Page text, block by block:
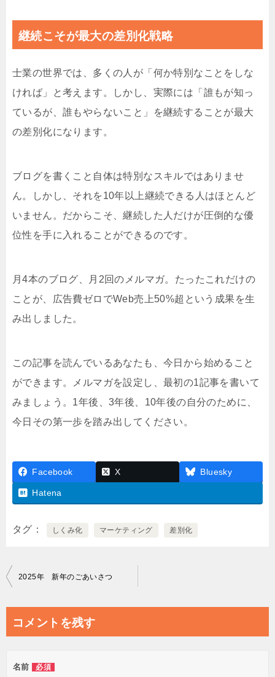
継続こそが最大の差別化戦略
士業の世界では、多くの人が「何か特別なことをしな
ければ」と考えます。しかし、実際には「誰もが知っ
ているが、誰もやらないこと」を継続することが最大
の差別化になります。
ブログを書くこと自体は特別なスキルではありませ
ん。しかし、それを10年以上継続できる人はほとんど
いません。だからこそ、継続した人だけが圧倒的な優
位性を手に入れることができるのです。
月4本のブログ、月2回のメルマガ。たったこれだけの
ことが、広告費ゼロでWeb売上50%超という成果を生
み出しました。
この記事を読んでいるあなたも、今日から始めること
ができます。メルマガを設定し、最初の1記事を書いて
みましょう。1年後、3年後、10年後の自分のために、
今日その第一歩を踏み出してください。
Facebook X Bluesky
Hatena
タグ しくみ化 マーケティング 差別化
投
ビ
ー
2025年 新年のごあいさつ
コメントを残す
名前 必須